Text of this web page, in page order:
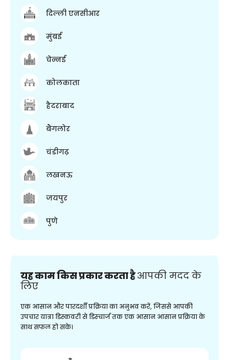
दिल्ली एनसीआर
मुंबई
चेन्नई
कोलकाता
हैदराबाद
बैंगलोर
चंडीगढ़
लखनऊ
जयपुर
पुणे
यह काम किस प्रकार करता हैआपकी मदद के
लिए
एक आसान और पारदर्शी प्रक्रिया का अनुभव करें, जिससे आपकी
उपचार यात्रा डिस्कवरी से डिस्चार्ज तक एक आसान आसान प्रक्रिया के
साथ सफल हो सके।